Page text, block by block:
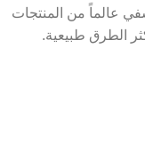
عالماً من المنتجات
الطرق طبيعية.